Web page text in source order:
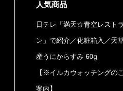
人気商品
日テレ「満天☆青空レストラ
ン」で紹介／化粧箱入／天
産うにからすみ 60g
【※イルカウォッチングの
案内】